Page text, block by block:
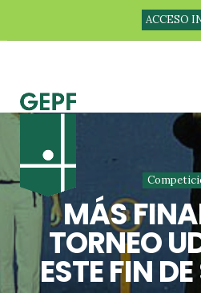
ACCESO
MÁS
TORNEO
ESTE FIN